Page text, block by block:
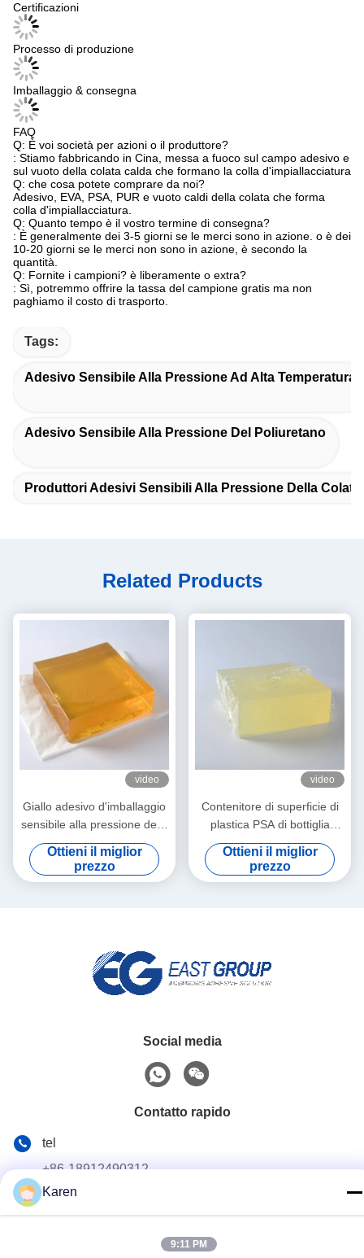
Certificazioni
Processo di produzione
Imballaggio & consegna
FAQ
Q: È voi società per azioni o il produttore?
: Stiamo fabbricando in Cina, messa a fuoco sul campo adesivo e
sul vuoto della colata calda che formano la colla d'impiallacciatura
Q: che cosa potete comprare da noi?
Adesivo, EVA, PSA, PUR e vuoto caldi della colata che forma
colla d'impiallacciatura.
Q: Quanto tempo è il vostro termine di consegna?
: È generalmente dei 3-5 giorni se le merci sono in azione. o è dei
10-20 giorni se le merci non sono in azione, è secondo la
quantità.
Q: Fornite i campioni? è liberamente o extra?
: Sì, potremmo offrire la tassa del campione gratis ma non
paghiamo il costo di trasporto.
Tags:
Adesivo Sensibile Alla Pressione Ad Alta Temperatura
Adesivo Sensibile Alla Pressione Del Poliuretano
Produttori Adesivi Sensibili Alla Pressione Della Colata
Related Products
video
Giallo adesivo d'imballaggio
sensibile alla pressione della
colata calda per le coperture
di plastica del tessuto
bagnato
Ottieni il miglior
prezzo
video
Contenitore di superficie di
plastica PSA di bottiglia
adesivo per la carta di
etichetta autoadesiva
Ottieni il miglior
prezzo
Social media
Contatto rapido
tel
+86-18912490312
Karen
9:11 PM